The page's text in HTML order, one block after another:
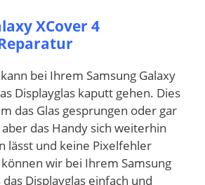
XCover 4
bei Ihrem Samsung Galaxy
Displayglas kaputt gehen. Dies
das Glas gesprungen oder gar
das Handy sich weiterhin
lässt und keine Pixelfehler
wir bei Ihrem Samsung
Displayglas einfach und